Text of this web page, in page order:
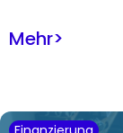
Mehr>